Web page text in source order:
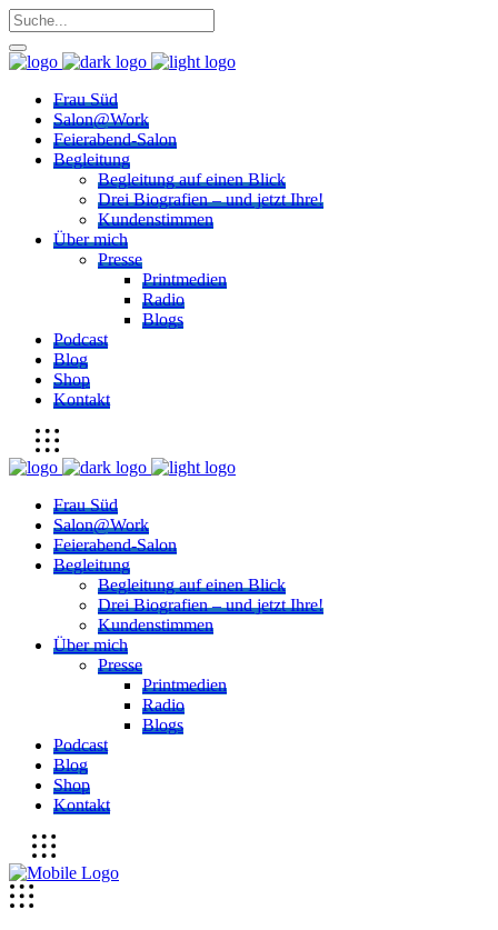
Frau Süd
Salon@Work
Feierabend-Salon
Begleitung
Begleitung auf einen Blick
Drei Biografien – und jetzt Ihre!
Kundenstimmen
Über mich
Presse
Printmedien
Radio
Blogs
Podcast
Blog
Shop
Kontakt
Frau Süd
Salon@Work
Feierabend-Salon
Begleitung
Begleitung auf einen Blick
Drei Biografien – und jetzt Ihre!
Kundenstimmen
Über mich
Presse
Printmedien
Radio
Blogs
Podcast
Blog
Shop
Kontakt